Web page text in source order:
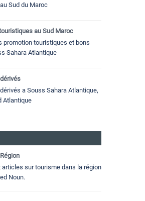
Sud du Maroc
au Sud Maroc
promotion touristiques et bons
Sahara Atlantique
a Souss Sahara Atlantique,
Atlantique
sur tourisme dans la région
Noun.